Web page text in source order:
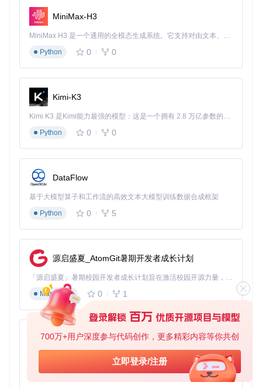
700万+用户深度参与代码创作，更多精彩内容等你共创
立即登录/注册
MiniMax-H3
MiniMax H3 是一个通用的全模态生成系统。它支持对由文本、图像、视频和音频组成的多模态上下文进行统一理解，并能生成分辨率高达 2K、时长可达 15 秒的带原生立体声音频的视频。得益于面向任务泛化的系统设计，H3 在预训练阶段就已具备广泛的多模态上下文理解与生成能力，能够出色地执行复杂的多模态指令。
Python
0 0
Kimi-K3
Kimi K3 是Kimi能力最强的模型：这是一个拥有 2.8 万亿参数的混合专家（MoE）模型，具备原生视觉理解能力，并支持 100 万 token 的上下文窗口。
Python
0 0
DataFlow
基于大模型算子和工作流的高效文本大模型训练数据合成框架
Python
0 5
源启盛夏_AtomGit暑期开发者成长计划
「源启盛夏」暑期校园开发者成长计划旨在激活校园开源力量，通过积分激励、认证扶持、资源倾斜等形式，引导高校组织和开发者完成「入驻 — 建项目 — 做贡献 — 获认证 — 得资源」的完整闭环。无论你是想带领社团入驻平台的组织者，还是希望用代码贡献证明自己的开发者，都能在这里找到属于你的成长路径。
Markdown
0 1
py-xiaozhi
基于Python的Xiaozhi AI，适用于想要完整Xiaozhi体验而无需拥有专用硬件的用户。
Python
0 1